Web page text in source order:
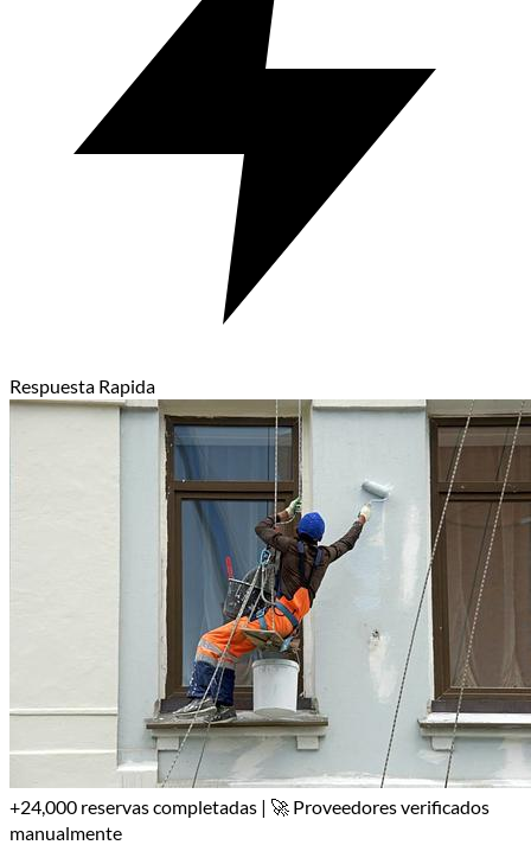
Respuesta Rapida
+24,000 reservas completadas | 🚀 Proveedores verificados
manualmente